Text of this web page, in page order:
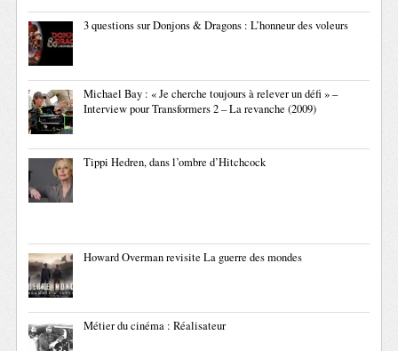
3 questions sur Donjons & Dragons : L’honneur des voleurs
Michael Bay : « Je cherche toujours à relever un défi » –
Interview pour Transformers 2 – La revanche (2009)
Tippi Hedren, dans l’ombre d’Hitchcock
Howard Overman revisite La guerre des mondes
Métier du cinéma : Réalisateur